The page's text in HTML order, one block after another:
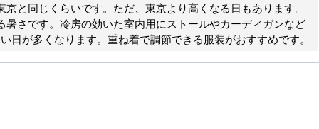
と同じくらいです。ただ、東京より高くなる日もあります。
暑さです。冷房の効いた室内用にストールやカーディガンなど
日が多くなります。重ね着で調節できる服装がおすすめです。